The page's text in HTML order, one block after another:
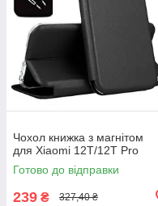
Чохол книжка з магнітом
для Xiaomi 12T/12T Pro
Готово до відправки
239 ₴ 327,40 ₴